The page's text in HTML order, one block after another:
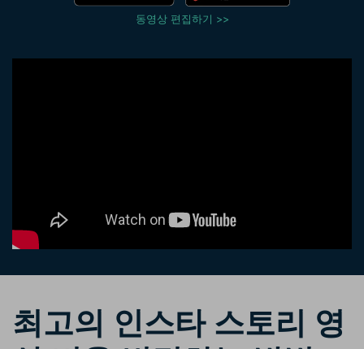
더 알아보기
동영상 편집하기 >>
최고의 인스타 스토리 영